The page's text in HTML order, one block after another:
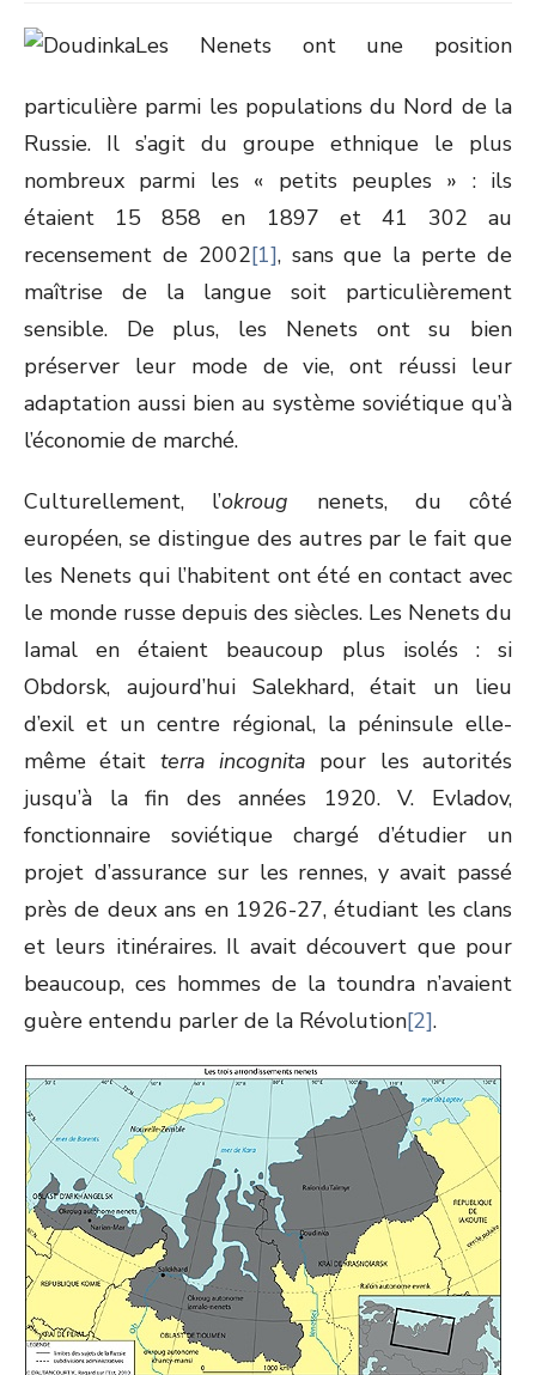
Les Nenets ont une position
particulière parmi les populations du Nord de la
Russie. Il s’agit du groupe ethnique le plus
nombreux parmi les « petits peuples » : ils
étaient 15 858 en 1897 et 41 302 au
recensement de 2002[1], sans que la perte de
maîtrise de la langue soit particulièrement
sensible. De plus, les Nenets ont su bien
préserver leur mode de vie, ont réussi leur
adaptation aussi bien au système soviétique qu’à
l’économie de marché.
Culturellement, l’okroug nenets, du côté
européen, se distingue des autres par le fait que
les Nenets qui l’habitent ont été en contact avec
le monde russe depuis des siècles. Les Nenets du
Iamal en étaient beaucoup plus isolés : si
Obdorsk, aujourd’hui Salekhard, était un lieu
d’exil et un centre régional, la péninsule elle-
même était terra incognita pour les autorités
jusqu’à la fin des années 1920. V. Evladov,
fonctionnaire soviétique chargé d’étudier un
projet d’assurance sur les rennes, y avait passé
près de deux ans en 1926-27, étudiant les clans
et leurs itinéraires. Il avait découvert que pour
beaucoup, ces hommes de la toundra n’avaient
guère entendu parler de la Révolution[2].